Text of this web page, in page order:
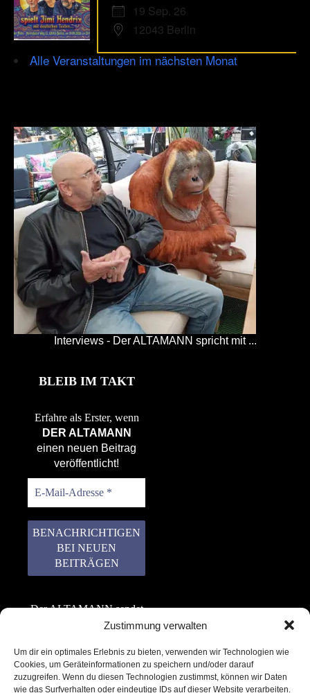
Zustimmung verwalten
Um dir ein optimales Erlebnis zu bieten, verwenden wir Technologien wie
Cookies, um Geräteinformationen zu speichern und/oder darauf
zuzugreifen. Wenn du diesen Technologien zustimmst, können wir Daten
wie das Surfverhalten oder eindeutige IDs auf dieser Website verarbeiten.
19 Sep. 26
12043 Berlin
Alle Veranstaltungen im nächsten Monat
Interviews - Der ALTAMANN spricht mit ...
BLEIB IM TAKT
Erfahre als Erster, wenn
DER ALTAMANN
einen neuen Beitrag
veröffentlicht!
Der ALTAMANN sendet
keinen Spam! Er gibt
weiter. Erfahre mehr in
unserer
Datenschutzerklärung.